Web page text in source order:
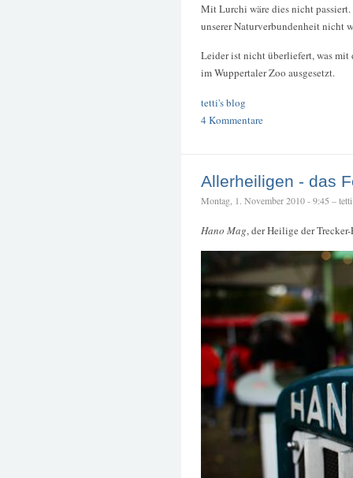
Mit Lurchi wäre dies nicht
unserer Naturverbundenheit nicht
Leider ist nicht überliefert, was mit
im Wuppertaler Zoo ausgesetzt.
tetti's blog
4 Kommentare
Allerheiligen - das
Montag, 1. November 2010 - 9:45 – tetti
Hano Mag, der Heilige der Trecker-